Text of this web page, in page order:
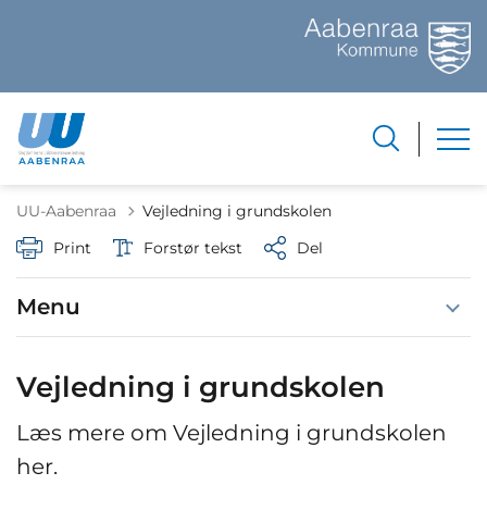
UU-Aabenraa
Vejledning i grundskolen
Print
Forstør tekst Del
Menu
Vejledning i grundskolen
Læs mere om Vejledning i grundskolen
her.